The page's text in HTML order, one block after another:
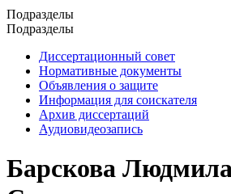
Подразделы
Подразделы
Диссертационный совет
Нормативные документы
Объявления о защите
Информация для соискателя
Архив диссертаций
Аудиовидеозапись
Барскова